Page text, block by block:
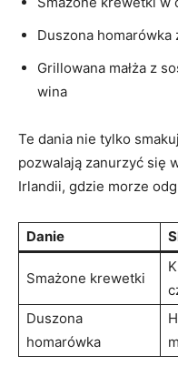
Duszona homarówka
Grillowana małża z
wina
Te dania nie tylko
pozwalają ‌zanurzyć się
Irlandii, gdzie morze
Danie
Smażone krewetki
Duszona
homarówka